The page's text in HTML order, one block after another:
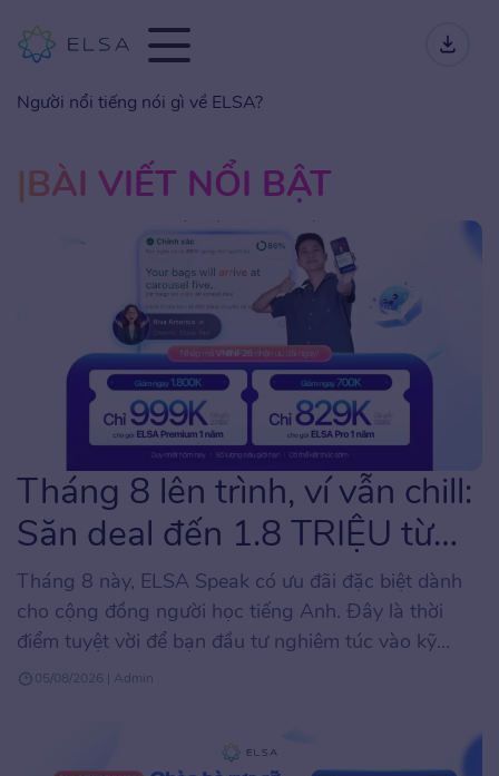
Người nổi tiếng nói gì về ELSA?
BÀI VIẾT NỔI BẬT
Tháng 8 lên trình, ví vẫn chill:
Săn deal đến 1.8 TRIỆU từ
ELSA
Tháng 8 này, ELSA Speak có ưu đãi đặc biệt dành
cho cộng đồng người học tiếng Anh. Đây là thời
điểm tuyệt vời để bạn đầu tư nghiêm túc vào kỹ
năng phát âm và giao tiếp tiếng Anh với mức chi phí
05/08/2026 | Admin